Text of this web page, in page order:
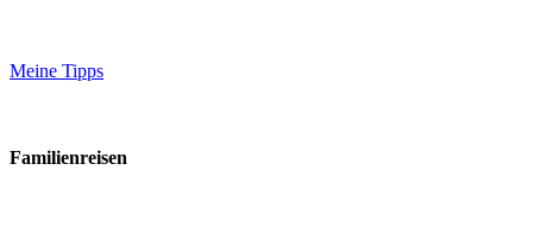
Meine Tipps
Familienreisen